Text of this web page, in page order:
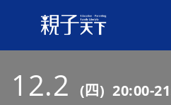
12.2 (四) 20:00-